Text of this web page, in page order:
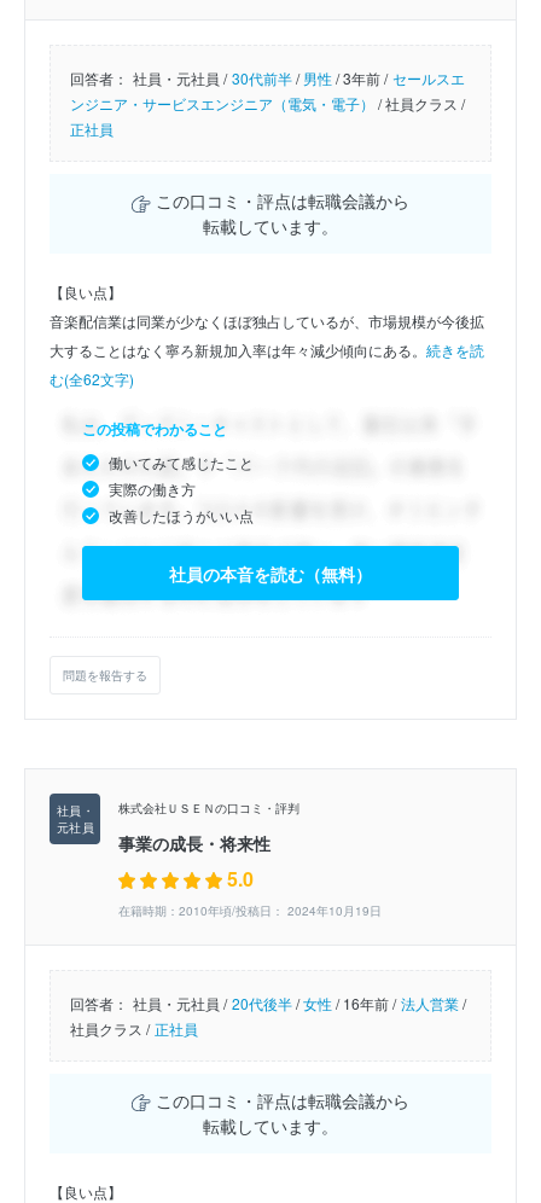
回答者： 社員・元社員 / 30代前半/男性/3年前 / セールスエ
ンジニア・サービスエンジニア（電気・電子） /社員クラス /
正社員
この口コミ・評点は転職会議から
転載しています。
【良い点】
音楽配信業は同業が少なくほぼ独占しているが、市場規模が今後拡
大することはなく寧ろ新規加入率は年々減少傾向にある。 続きを読
む(全62文字)
この投稿でわかること
働いてみて感じたこと
実際の働き方
改善したほうがいい点
社員の本音を読む（無料）
問題を報告する
株式会社ＵＳＥＮの口コミ・評判
事業の成長・将来性
5.0
在籍時期：2010年頃/投稿日： 2024年10月19日
回答者： 社員・元社員 / 20代後半/女性/16年前 / 法人営業/
社員クラス / 正社員
この口コミ・評点は転職会議から
転載しています。
【良い点】